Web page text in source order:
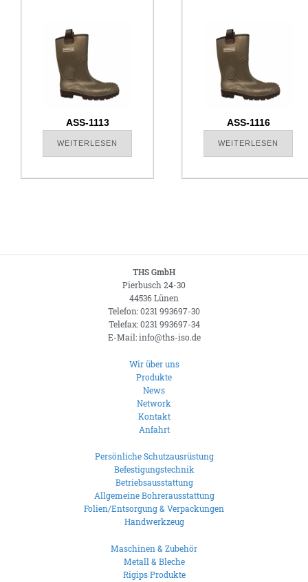
ASS-1113
WEITERLESEN
ASS-1116
WEITERLESEN
THS GmbH
Pierbusch 24-30
44536 Lünen
Telefon: 0231 993697-30
Telefax: 0231 993697-34
E-Mail: info@ths-iso.de
Wir über uns
Produkte
News
Network
Kontakt
Anfahrt
Persönliche Schutzausrüstung
Befestigungstechnik
Betriebsausstattung
Allgemeine Bohrerausstattung
Folien/Entsorgung & Verpackungen
Handwerkzeug
Maschinen & Zubehör
Metall & Bleche
Rigips Produkte